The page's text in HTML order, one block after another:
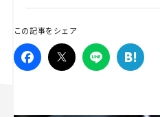
この記事をシェア
Campaign
人気のハッシュタグ